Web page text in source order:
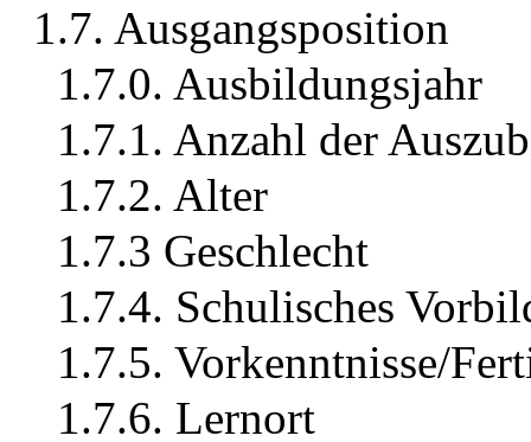
1.7. Ausgangsposition
1.7.0. Ausbildungsjahr
1.7.1. Anzahl der
1.7.2. Alter
1.7.3 Geschlecht
1.7.4. Schulisches
1.7.5. Vorkenntnisse/
1.7.6. Lernort